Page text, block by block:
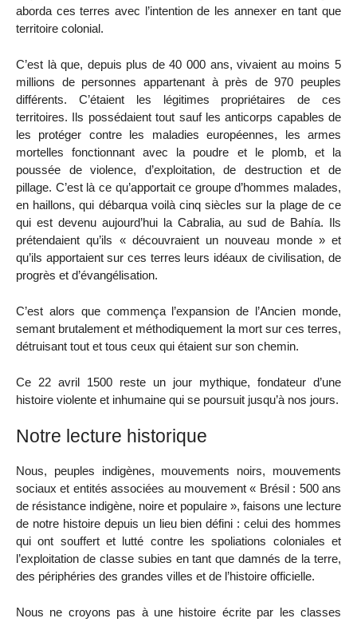
aborda ces terres avec l’intention de les annexer en tant que
territoire colonial.
C’est là que, depuis plus de 40 000 ans, vivaient au moins 5
millions de personnes appartenant à près de 970 peuples
différents. C’étaient les légitimes propriétaires de ces
territoires. Ils possédaient tout sauf les anticorps capables de
les protéger contre les maladies européennes, les armes
mortelles fonctionnant avec la poudre et le plomb, et la
poussée de violence, d’exploitation, de destruction et de
pillage. C’est là ce qu’apportait ce groupe d’hommes malades,
en haillons, qui débarqua voilà cinq siècles sur la plage de ce
qui est devenu aujourd’hui la Cabralia, au sud de Bahía. Ils
prétendaient qu’ils « découvraient un nouveau monde » et
qu’ils apportaient sur ces terres leurs idéaux de civilisation, de
progrès et d’évangélisation.
C’est alors que commença l’expansion de l’Ancien monde,
semant brutalement et méthodiquement la mort sur ces terres,
détruisant tout et tous ceux qui étaient sur son chemin.
Ce 22 avril 1500 reste un jour mythique, fondateur d’une
histoire violente et inhumaine qui se poursuit jusqu’à nos jours.
Notre lecture historique
Nous, peuples indigènes, mouvements noirs, mouvements
sociaux et entités associées au mouvement « Brésil : 500 ans
de résistance indigène, noire et populaire », faisons une lecture
de notre histoire depuis un lieu bien défini : celui des hommes
qui ont souffert et lutté contre les spoliations coloniales et
l’exploitation de classe subies en tant que damnés de la terre,
des périphéries des grandes villes et de l’histoire officielle.
Nous ne croyons pas à une histoire écrite par les classes